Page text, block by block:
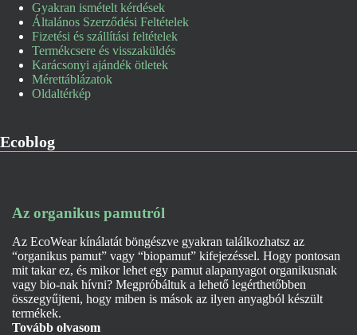
Gyakran ismételt kérdések
Általános Szerződési Feltételek
Fizetési és szállítási feltételek
Termékcsere és visszaküldés
Karácsonyi ajándék ötletek
Mérettáblázatok
Oldaltérkép
Ecoblog
Az organikus pamutról
Az EcoWear kínálatát böngészve gyakran találkozhatsz az
“organikus pamut” vagy “biopamut” kifejezéssel. Hogy pontosan
mit takar ez, és mikor lehet egy pamut alapanyagot organikusnak
vagy bio-nak hívni? Megpróbáltuk a lehető legérthetőbben
összegyűjteni, hogy miben is mások az ilyen anyagból készült
termékek.
Tovább olvasom